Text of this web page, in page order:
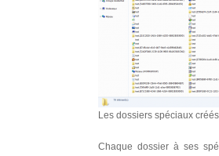
Les dossiers spéciaux
Chaque dossier à ses